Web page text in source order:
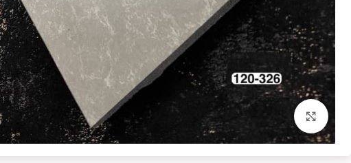
برای بزرگنمایی کلیک کنید